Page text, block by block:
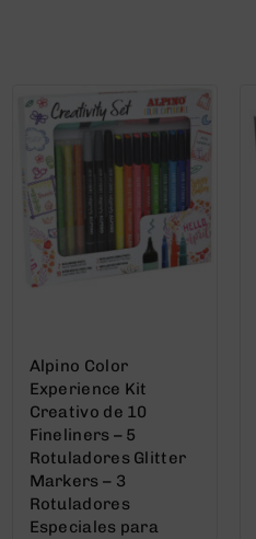
Alpino Color
Experience Kit
Creativo de 10
Fineliners – 5
Rotuladores Glitter
Markers – 3
Rotuladores
Especiales para